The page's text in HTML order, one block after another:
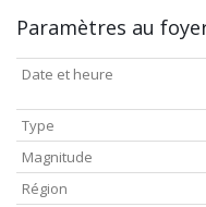
Paramètres au
Date et heure
Type
Magnitude
Région